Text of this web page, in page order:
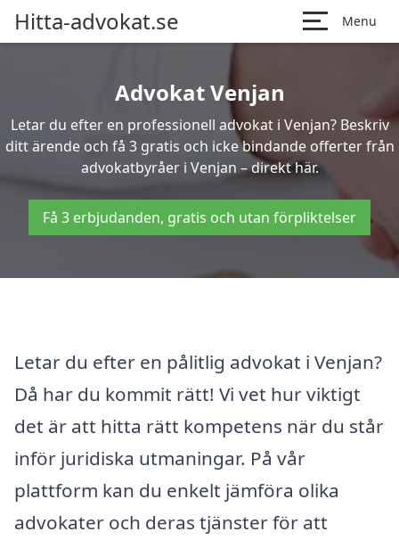
Hitta-advokat.se Menu
Advokat Venjan
Letar du efter en professionell advokat i Venjan? Beskriv
ditt ärende och få 3 gratis och icke bindande offerter från
advokatbyråer i Venjan – direkt här.
Få 3 erbjudanden, gratis och utan förpliktelser
Letar du efter en pålitlig advokat i Venjan?
Då har du kommit rätt! Vi vet hur viktigt
det är att hitta rätt kompetens när du står
inför juridiska utmaningar. På vår
plattform kan du enkelt jämföra olika
advokater och deras tjänster för att